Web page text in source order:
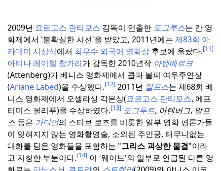
2009년 요르고스 란티모스 감독이 연출한 도그투스는 칸 영
화제에서 '불확실한 시선'을 받았고, 2011년에는 제83회 아
카데미 시상식에서 최우수 외국어 영화상 후보에 올랐다.[11]
아티나 레이첼 창가리가 감독한 2010년작 아텐베르크
(Attenberg)가 베니스 영화제에서 콥파 볼피 여우주연상
(Ariane Labed)을 수상했다.[12] 2011년 알프스는 제68회 베
니스 영화제에서 오셀라상 각본상(요르고스 란티모스, 에프
티미스 필리푸)을 수상하였다.[13] 도그투트, 아텐버그, 알프
스 등은 가디언의 스티브 로즈를 비롯한 일부 영화 평론가들
이 잊혀지지 않는 영화촬영술, 소외된 주인공, 터무니없는
대화를 담은 영화들을 포함하는 "그리스 괴상한 물결"이라
고 지칭한 부분이다.[14] 이 '웨이브'의 일부로 언급된 다른 영